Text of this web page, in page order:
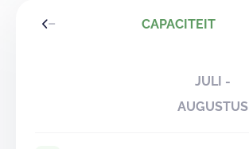
CAPACITEIT
JULI -
AUGUSTUS